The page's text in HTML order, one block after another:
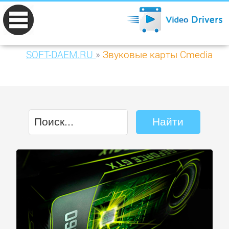
SOFT-DAEM.RU » Звуковые карты Cmedia